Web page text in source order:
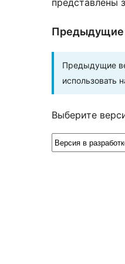
Предыдущие
Предыдущие
использовать
Выберите